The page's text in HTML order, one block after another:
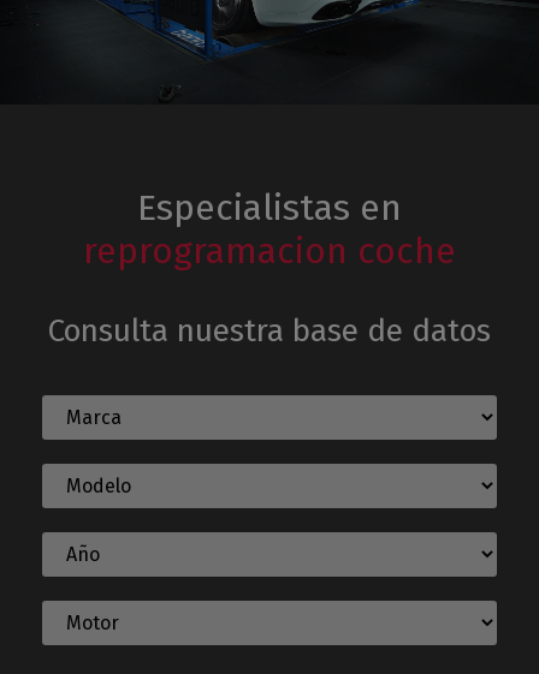
Especialistas en
reprogramacion coche
Consulta nuestra base de datos